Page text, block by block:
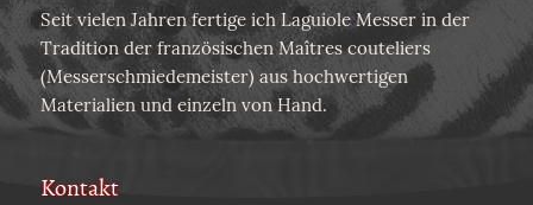
Seit vielen Jahren fertige ich Laguiole Messer in der
Tradition der französischen Maîtres couteliers
(Messerschmiedemeister) aus hochwertigen
Materialien und einzeln von Hand.
Kontakt